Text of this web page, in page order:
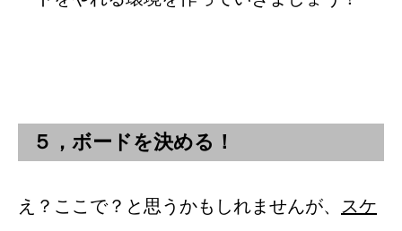
５，ボードを決める！
え？ここで？と思うかもしれませんが、
スケ